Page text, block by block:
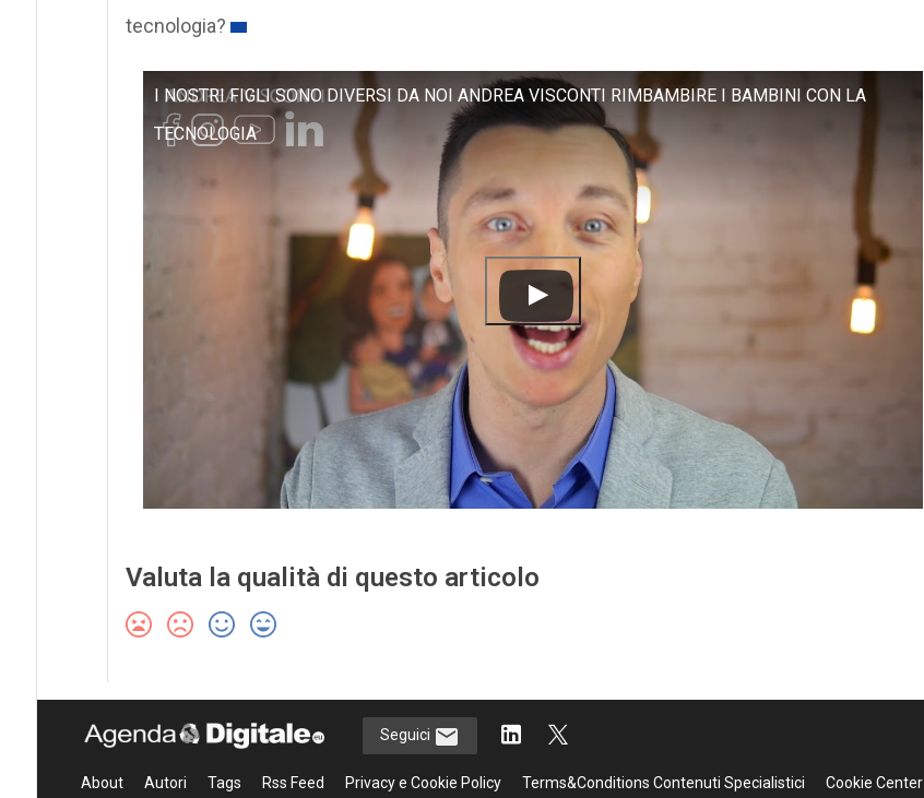
tecnologia?
I NOSTRI FIGLI SONO DIVERSI DA NOI ANDREA VISCONTI RIMBAMBIRE I BAMBINI CON LA
TECNOLOGIA
Valuta la qualità di questo articolo
Seguici
About Autori Tags Rss Feed Privacy e Cookie Policy Terms&Conditions Contenuti Specialistici Cookie Center